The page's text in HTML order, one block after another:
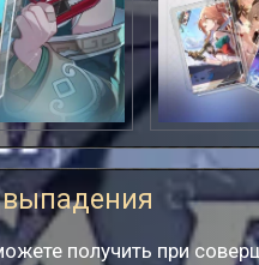
получить при